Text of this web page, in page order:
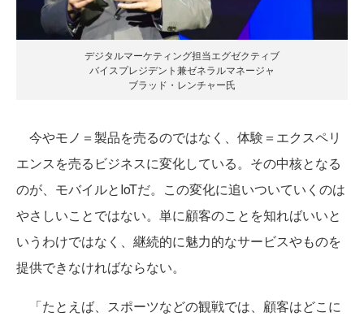
デジタルマーケティング担当エグゼクティブ
バイスプレジデント兼ゼネラルマネージャ
ブラッド・レンチャー氏
今やモノ＝製品を売るのではなく、体験＝エクスペリ
エンスを売るビジネスに変化している。その中核となる
のが、モバイルとIoTだ。この変化に追いついていくのは
やさしいことではない。単に顧客のことを知ればいいと
いうわけではなく、継続的に魅力的なサービスやものを
提供できなければならない。
「たとえば、スポーツなどの観戦では、顧客はどこに